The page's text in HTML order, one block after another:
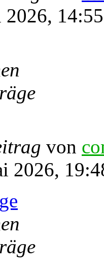
2026, 14:55
von
2026,